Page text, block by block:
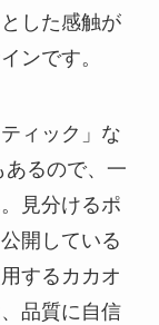
した感触が
ンです。
ィック」な
るので、一
見分けるポ
開している
するカカオ
品質に自信